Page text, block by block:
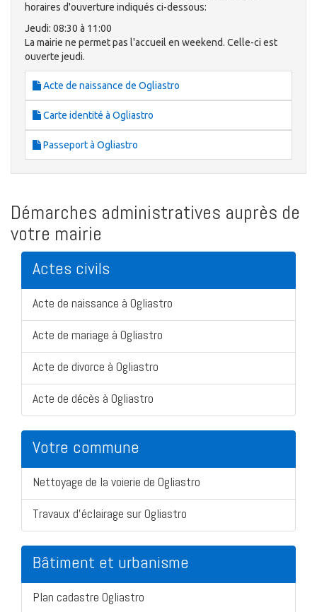
horaires d'ouverture indiqués ci-dessous:
Jeudi: 08:30 à 11:00
La mairie ne permet pas l'accueil en weekend. Celle-ci est
ouverte jeudi.
Acte de naissance de Ogliastro
Carte identité à Ogliastro
Passeport à Ogliastro
Démarches administratives auprès de
votre mairie
Actes civils
Acte de naissance à Ogliastro
Acte de mariage à Ogliastro
Acte de divorce à Ogliastro
Acte de décès à Ogliastro
Votre commune
Nettoyage de la voierie de Ogliastro
Travaux d'éclairage sur Ogliastro
Bâtiment et urbanisme
Plan cadastre Ogliastro